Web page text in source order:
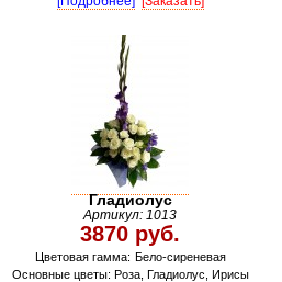
Гладиолус
Артикул: 1013
3870 руб.
Цветовая гамма: Бело-сиреневая
Основные цветы: Роза, Гладиолус, Ирисы